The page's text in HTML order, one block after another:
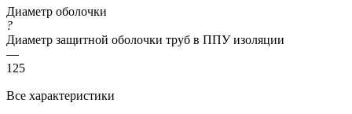
Диаметр оболочки
?
Диаметр защитной оболочки труб в ППУ изоляции
—
125
Все характеристики